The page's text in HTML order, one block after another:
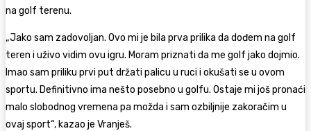
na golf terenu.
„Jako sam zadovoljan. Ovo mi je bila prva prilika da dođem na golf
teren i uživo vidim ovu igru. Moram priznati da me golf jako dojmio.
Imao sam priliku prvi put držati palicu u ruci i okušati se u ovom
sportu. Definitivno ima nešto posebno u golfu. Ostaje mi još pronaći
malo slobodnog vremena pa možda i sam ozbiljnije zakoračim u
ovaj sport“, kazao je Vranješ.